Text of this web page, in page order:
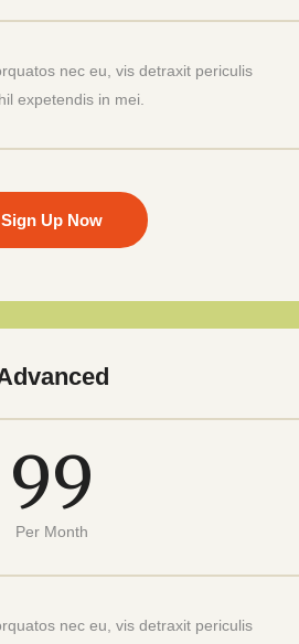
nec eu, vis detraxit periculis
expetendis in mei.
Sign Up Now
99
Per Month
nec eu, vis detraxit periculis